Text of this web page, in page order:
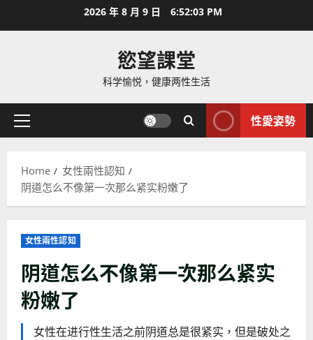
2026 年 8 月 9 日 6:52:04 PM
慾望課堂
科学愉悦，健康两性生活
Primary
性愛姿勢
Home
女性兩性認知
阴道怎么不像第一次那么紧实粉嫩了
女性兩性認知
阴道怎么不像第一次那么紧实
粉嫩了
女性在进行性生活之前阴道总是很紧实，但是破处之